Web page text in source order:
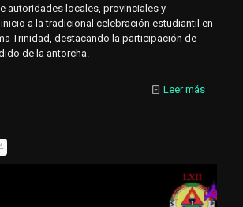
autoridades locales, provinciales y
a la tradicional celebración estudiantil en
Trinidad, destacando la participación de
de la antorcha.
Leer más